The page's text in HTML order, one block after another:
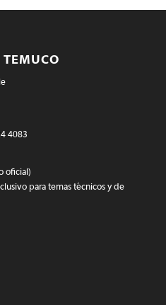
4083
oficial)
para temas técnicos y de